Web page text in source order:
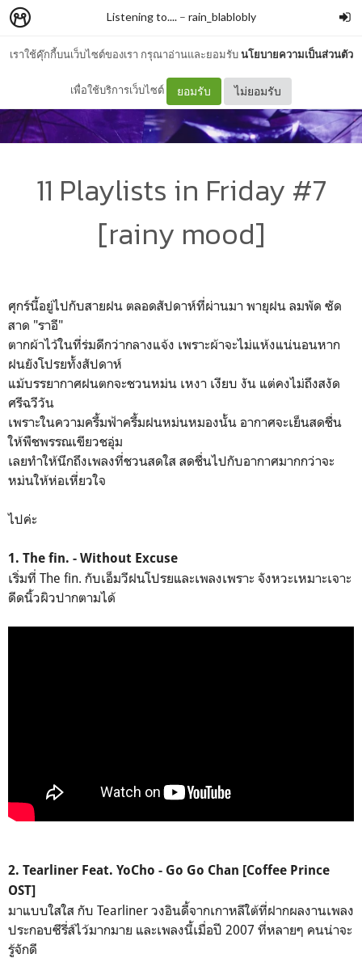
เราใช้คุ๊กกี้บนเว็บไซต์ของเรา กรุณาอ่านและยอมรับนโยบายความเป็นส่วนตัว
เพื่อใช้บริการเว็บไซต์ ยอมรับ ไม่ยอมรับ
Listening to....– rain_blablobly
11 Playlists in Friday #7
[rainy mood]
ศุกร์นี้อยู่ไปกับสายฝน ตลอดสัปดาห์ที่ผ่านมา พายุฝน ลมพัด ซัด
สาด "ราอี"
ตากผ้าไว้ในที่ร่มดีกว่ากลางแจ้ง เพราะผ้าจะไม่แห้งแน่นอนหาก
ฝนยังโปรยทั้งสัปดาห์
แม้บรรยากาศฝนตกจะชวนหม่น เหงา เงียบ งัน แต่คงไม่ถึงสงัด
ศรีฉวีวัน
เพราะในความครึ้มฟ้าครึ้มฝนหม่นหมองนั้น อากาศจะเย็นสดชื่น
ให้พืชพรรณเขียวชอุ่ม
เลยทำให้นึกถึงเพลงที่ชวนสดใส สดชื่นไปกับอากาศมากกว่าจะ
หม่นให้ห่อเหี่ยวใจ
ไปค่ะ
1. The fin. - Without Excuse
เริ่มที่ The fin. กับเอ็มวีฝนโปรยและเพลงเพราะ จังหวะเหมาะเจาะ
ดีดนิ้วผิวปากตามได้
2. Tearliner Feat. YoCho - Go Go Chan [Coffee Prince
OST]
มาแบบใสใส กับ Tearliner วงอินดี้จากเกาหลีใต้ที่ฝากผลงานเพลง
ประกอบซีรี่ส์ไว้มากมาย และเพลงนี้เมื่อปี 2007 ที่หลายๆ คนน่าจะ
รู้จักดี